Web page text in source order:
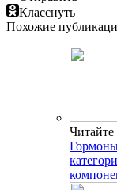
Класснуть
Похожие
Читайте